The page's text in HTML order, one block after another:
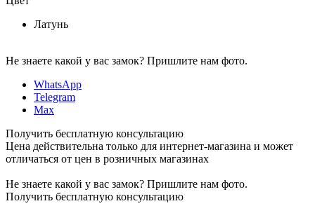
Латунь
Не знаете какой у вас замок? Пришлите нам фото.
WhatsApp
Telegram
Max
Получить бесплатную консультацию
Цена действительна только для интернет-магазина и может
отличаться от цен в розничных магазинах
Не знаете какой у вас замок? Пришлите нам фото.
Получить бесплатную консультацию